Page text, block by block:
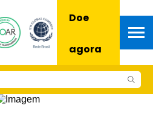
Doe
agora